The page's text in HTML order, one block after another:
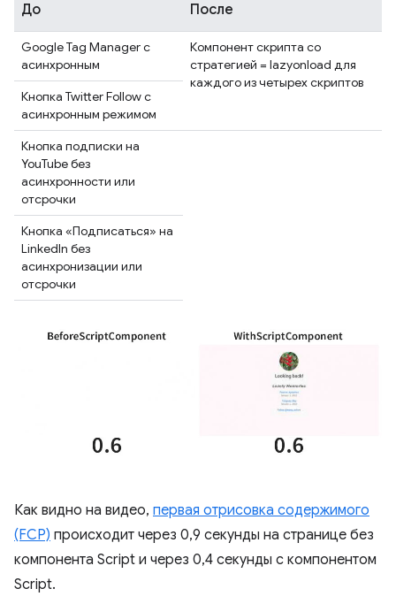
До После
Google Tag Manager с
асинхронным
Компонент скрипта со
стратегией = lazyonload для
каждого из четырех скриптов
Кнопка Twitter Follow с
асинхронным режимом
Кнопка подписки на
YouTube без
асинхронности или
отсрочки
Кнопка «Подписаться» на
LinkedIn без
асинхронизации или
отсрочки
Как видно на видео, первая отрисовка содержимого
(FCP) происходит через 0,9 секунды на странице без
компонента Script и через 0,4 секунды с компонентом
Script.